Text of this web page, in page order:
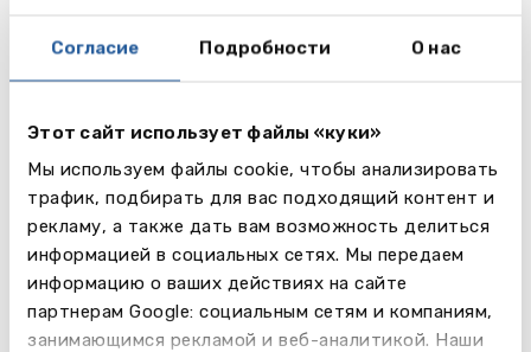
Согласие Подробности О нас
Этот сайт использует файлы «куки»
Мы используем файлы cookie, чтобы анализировать
трафик, подбирать для вас подходящий контент и
рекламу, а также дать вам возможность делиться
информацией в социальных сетях. Мы передаем
информацию о ваших действиях на сайте
партнерам Google: социальным сетям и компаниям,
занимающимся рекламой и веб-аналитикой. Наши
школьников, приезжающих на последний класс
окончании данной программы выпускники
позволяет им поступать в университеты.
Внеклассные мероприятия
Одной из целей школы является создание
условий для развития не только академических
способностей, но также социальных навыков